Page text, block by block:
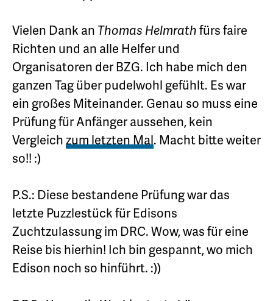
Vielen Dank an Thomas Helmrathfürs faire
Richten und an alle Helfer und
Organisatoren der BZG. Ich habe mich den
ganzen Tag über pudelwohl gefühlt. Es war
ein großes Miteinander. Genau so muss eine
Prüfung für Anfänger aussehen, kein
Vergleichzum letzten Mal. Macht bitte weiter
so!! :)
P.S.: Diese bestandene Prüfung war das
letzte Puzzlestück für Edisons
Zuchtzulassung im DRC. Wow, was für eine
Reise bis hierhin! Ich bin gespannt, wo mich
Edison noch so hinführt. :))